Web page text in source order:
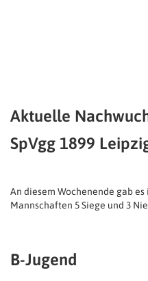
Aktuelle
SpVgg 1899
An diesem Wochenende gab
Mannschaften 5 Siege und 3
B-Jugend